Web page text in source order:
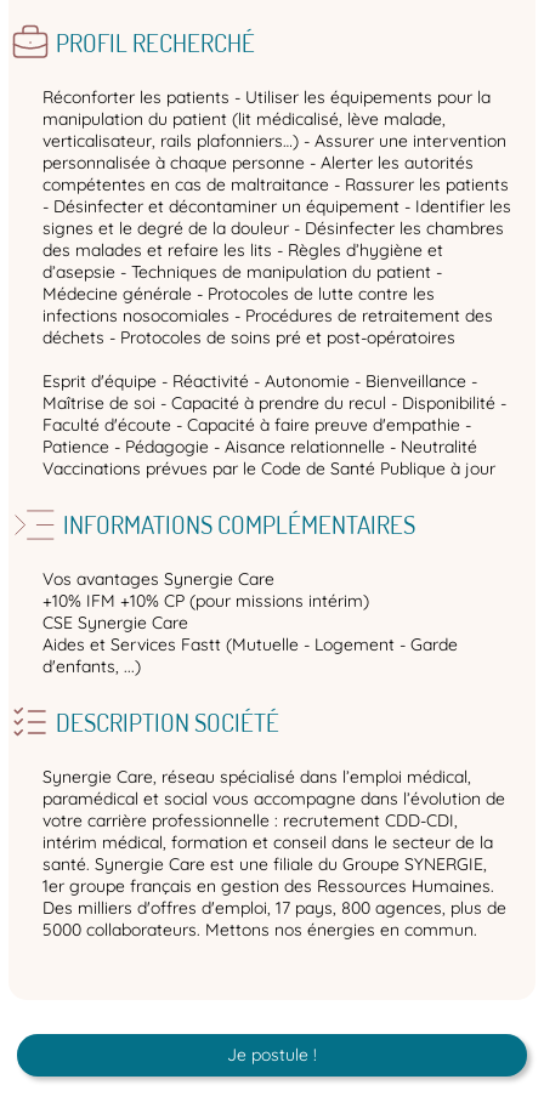
PROFIL RECHERCHÉ
Réconforter les patients - Utiliser les équipements pour la
manipulation du patient (lit médicalisé, lève malade,
verticalisateur, rails plafonniers…) - Assurer une intervention
personnalisée à chaque personne - Alerter les autorités
compétentes en cas de maltraitance - Rassurer les patients
- Désinfecter et décontaminer un équipement - Identifier les
signes et le degré de la douleur - Désinfecter les chambres
des malades et refaire les lits - Règles d’hygiène et
d’asepsie - Techniques de manipulation du patient -
Médecine générale - Protocoles de lutte contre les
infections nosocomiales - Procédures de retraitement des
déchets - Protocoles de soins pré et post-opératoires
Esprit d'équipe - Réactivité - Autonomie - Bienveillance -
Maîtrise de soi - Capacité à prendre du recul - Disponibilité -
Faculté d'écoute - Capacité à faire preuve d'empathie -
Patience - Pédagogie - Aisance relationnelle - Neutralité
Vaccinations prévues par le Code de Santé Publique à jour
INFORMATIONS COMPLÉMENTAIRES
Vos avantages Synergie Care
+10% IFM +10% CP (pour missions intérim)
CSE Synergie Care
Aides et Services Fastt (Mutuelle - Logement - Garde
d'enfants, ...)
DESCRIPTION SOCIÉTÉ
Synergie Care, réseau spécialisé dans l’emploi médical,
paramédical et social vous accompagne dans l’évolution de
votre carrière professionnelle : recrutement CDD-CDI,
intérim médical, formation et conseil dans le secteur de la
santé. Synergie Care est une filiale du Groupe SYNERGIE,
1er groupe français en gestion des Ressources Humaines.
Des milliers d'offres d'emploi, 17 pays, 800 agences, plus de
5000 collaborateurs. Mettons nos énergies en commun.
Je postule !